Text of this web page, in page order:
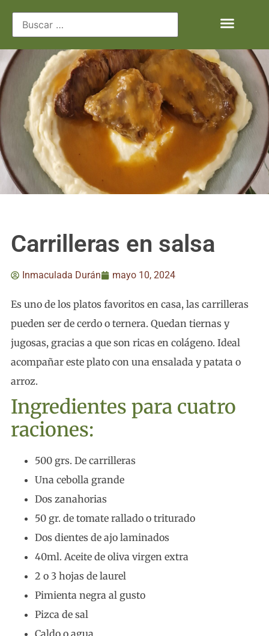
Carrilleras en salsa
Inmaculada Durán mayo 10, 2024
Es uno de los platos favoritos en casa, las carrilleras
pueden ser de cerdo o ternera. Quedan tiernas y
jugosas, gracias a que son ricas en colágeno. Ideal
acompañar este plato con una ensalada y patata o
arroz.
Ingredientes para cuatro
raciones:
500 grs. De carrilleras
Una cebolla grande
Dos zanahorias
50 gr. de tomate rallado o triturado
Dos dientes de ajo laminados
40ml. Aceite de oliva virgen extra
2 o 3 hojas de laurel
Pimienta negra al gusto
Pizca de sal
Caldo o agua